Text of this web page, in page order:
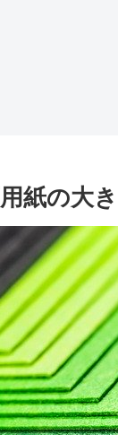
紙の大